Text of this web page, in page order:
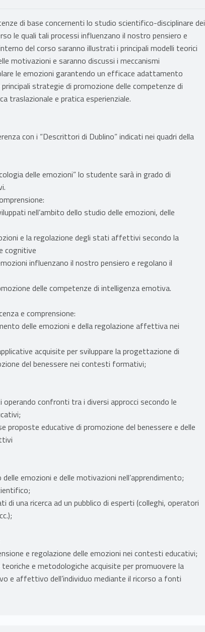
di base concernenti lo studio scientifico-disciplinare dei
le quali tali processi influenzano il nostro pensiero e
del corso saranno illustrati i principali modelli teorici
motivazioni e saranno discussi i meccanismi
le emozioni garantendo un efficace adattamento
strategie di promozione delle competenze di
traslazionale e pratica esperienziale.
con i “Descrittori di Dublino” indicati nei quadri della
delle emozioni” lo studente sarà in grado di
nell’ambito dello studio delle emozioni, delle
e la regolazione degli stati affettivi secondo la
cognitive
influenzano il nostro pensiero e regolano il
delle competenze di intelligenza emotiva.
e comprensione:
delle emozioni e della regolazione affettiva nei
acquisite per sviluppare la progettazione di
del benessere nei contesti formativi;
confronti tra i diversi approcci secondo le
proposte educative di promozione del benessere e delle
emozioni e delle motivazioni nell’apprendimento;
di una ricerca ad un pubblico di esperti (colleghi, operatori
e regolazione delle emozioni nei contesti educativi;
e metodologiche acquisite per promuovere la
e affettivo dell’individuo mediante il ricorso a fonti